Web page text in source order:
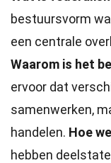
bestuursvorm
een centrale
Waarom is het
ervoor dat
samenwerken,
handelen. Hoe
hebben